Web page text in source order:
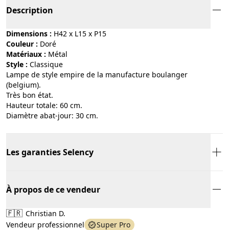
Description
Dimensions : H42 x L15 x P15
Couleur :
doré
Matériaux :
métal
Style :
classique
Lampe de style empire de la manufacture boulanger
(belgium).
Très bon état.
Hauteur totale: 60 cm.
Diamètre abat-jour: 30 cm.
Les garanties Selency
À propos de ce vendeur
🇫🇷 Christian D.
Vendeur professionnel
Super Pro